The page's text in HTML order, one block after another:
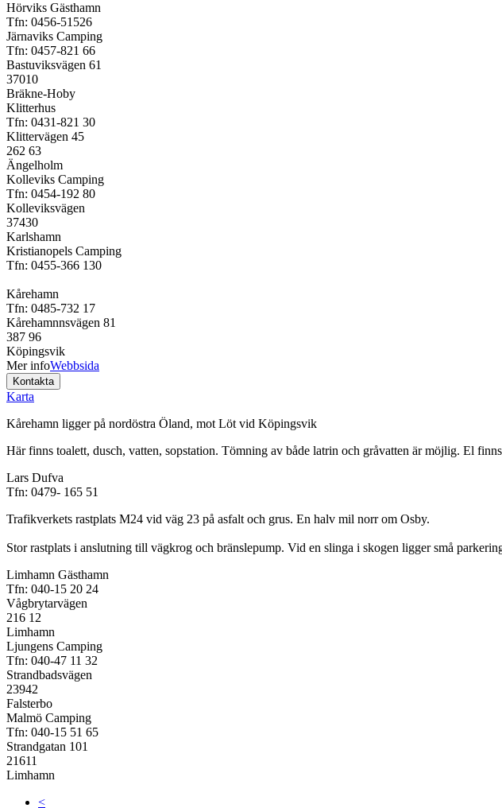
Hörviks Gästhamn
Tfn: 0456-51526
Järnaviks Camping
Tfn: 0457-821 66
Bastuviksvägen 61
37010
Bräkne-Hoby
Klitterhus
Tfn: 0431-821 30
Klittervägen 45
262 63
Ängelholm
Kolleviks Camping
Tfn: 0454-192 80
Kolleviksvägen
37430
Karlshamn
Kristianopels Camping
Tfn: 0455-366 130
Kårehamn
Tfn: 0485-732 17
Kårehamnnsvägen 81
387 96
Köpingsvik
Mer infoWebbsida
Karta
Kårehamn ligger på nordöstra Öland, mot Löt vid Köpingsvik
Här finns toalett, dusch, vatten, sopstation. Tömning av både latrin och gråvatten är möjlig. El
Lars Dufva
Tfn: 0479- 165 51
Trafikverkets rastplats M24 vid väg 23 på asfalt och grus. En halv mil norr om Osby.
Stor rastplats i anslutning till vägkrog och bränslepump. Vid en slinga i skogen ligger små
Limhamn Gästhamn
Tfn: 040-15 20 24
Vågbrytarvägen
216 12
Limhamn
Ljungens Camping
Tfn: 040-47 11 32
Strandbadsvägen
23942
Falsterbo
Malmö Camping
Tfn: 040-15 51 65
Strandgatan 101
21611
Limhamn
<